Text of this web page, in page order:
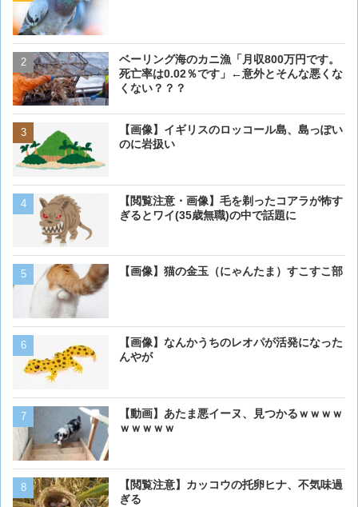
ベーリング海のカニ漁「月収800万円です。
死亡率は0.02％です」←意外とそんな悪くな
くない？？？
【画像】イギリスのロッコール島、島っぽい
のに岩扱い
【閲覧注意・画像】毛を剃ったコアラが怖す
ぎるとワイ(35歳無職)の中で話題に
【画像】猫の金玉（にゃんたま）すこすこ部
【画像】なんかうちのレオパが活発になった
んやが
【動画】あたま悪イーヌ、見つかるｗｗｗｗ
ｗｗｗｗｗ
【閲覧注意】カッコウの托卵ヒナ、不気味過
ぎる
【閲覧注意・画像】毛を剃
ぎるとワイ(35歳無職)の中
【画像】イギリスのロッコ
ベーリング海のカニ漁「月
死亡率は0.02％です」←意
【画像】 アメリカのケー
【画像】16歳の犬が起きま
【画像】猫が抱きついてく
【画像】ボクの横に来る実